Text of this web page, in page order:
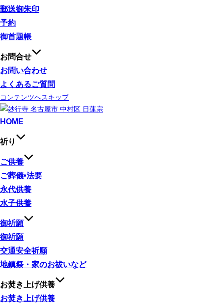
郵送御朱印
予約
御首題帳
お問合せ
お問い合わせ
よくあるご質問
コンテンツへスキップ
HOME
祈り
ご供養
ご葬儀•法要
永代供養
水子供養
御祈願
御祈願
交通安全祈願
地鎮祭・家のお祓いなど
お焚き上げ供養
お焚き上げ供養